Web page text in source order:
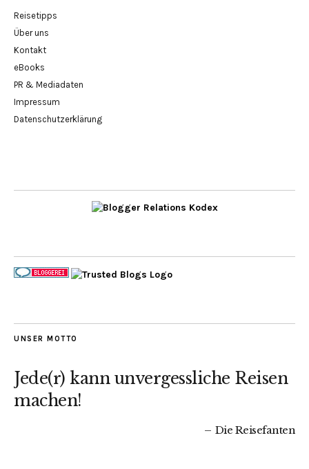
Reisetipps
Über uns
Kontakt
eBooks
PR & Mediadaten
Impressum
Datenschutzerklärung
UNSER MOTTO
Jede(r) kann unvergessliche Reisen
machen!
Die Reisefanten